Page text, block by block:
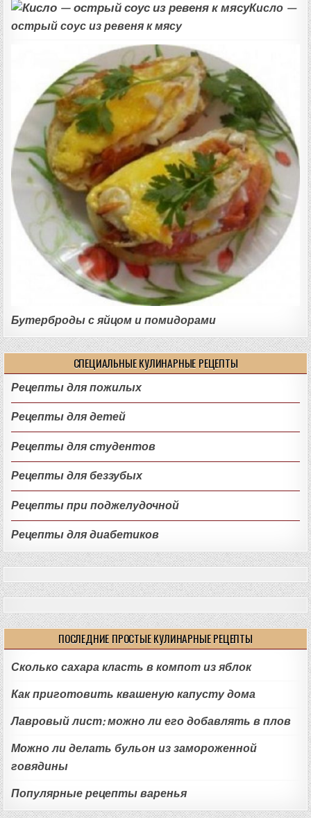
Кисло —
острый соус из ревеня к мясу
Бутерброды с яйцом и помидорами
СПЕЦИАЛЬНЫЕ КУЛИНАРНЫЕ РЕЦЕПТЫ
Рецепты для пожилых
Рецепты для детей
Рецепты для студентов
Рецепты для беззубых
Рецепты при поджелудочной
Рецепты для диабетиков
ПОСЛЕДНИЕ ПРОСТЫЕ КУЛИНАРНЫЕ РЕЦЕПТЫ
Сколько сахара класть в компот из яблок
Как приготовить квашеную капусту дома
Лавровый лист: можно ли его добавлять в плов
Можно ли делать бульон из замороженной
говядины
Популярные рецепты варенья